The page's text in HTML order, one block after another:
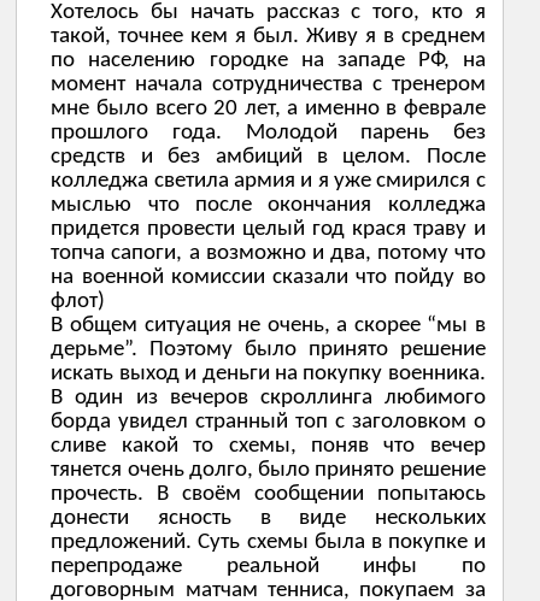
Хотелось бы начать рассказ с того, кто я
такой, точнее кем я был. Живу я в среднем
по населению городке на западе РФ, на
момент начала сотрудничества с тренером
мне было всего 20 лет, а именно в феврале
прошлого года. Молодой парень без
средств и без амбиций в целом. После
колледжа светила армия и я уже смирился с
мыслью что после окончания колледжа
придется провести целый год крася траву и
топча сапоги, а возможно и два, потому что
на военной комиссии сказали что пойду во
флот)
В общем ситуация не очень, а скорее “мы в
дерьме”. Поэтому было принято решение
искать выход и деньги на покупку военника.
В один из вечеров скроллинга любимого
борда увидел странный топ с заголовком о
сливе какой то схемы, поняв что вечер
тянется очень долго, было принято решение
прочесть. В своём сообщении попытаюсь
донести ясность в виде нескольких
предложений. Суть схемы была в покупке и
перепродаже реальной инфы по
договорным матчам тенниса, покупаем за